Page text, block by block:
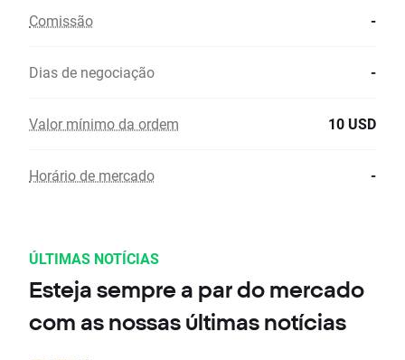
Comissão -
Dias de negociação -
Valor mínimo da ordem 10 USD
Horário de mercado -
ÚLTIMAS NOTÍCIAS
Esteja sempre a par do mercado
com as nossas últimas notícias